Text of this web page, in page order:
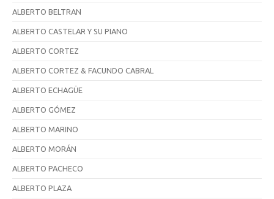
ALBERTO BELTRAN
ALBERTO CASTELAR Y SU PIANO
ALBERTO CORTEZ
ALBERTO CORTEZ & FACUNDO CABRAL
ALBERTO ECHAGÜE
ALBERTO GÓMEZ
ALBERTO MARINO
ALBERTO MORÁN
ALBERTO PACHECO
ALBERTO PLAZA